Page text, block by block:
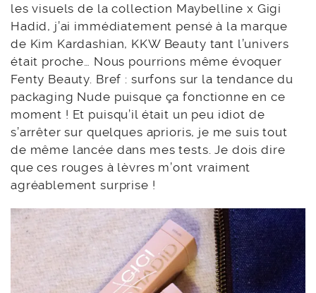
les visuels de la collection Maybelline x Gigi
Hadid, j’ai immédiatement pensé à la marque
de Kim Kardashian, KKW Beauty tant l’univers
était proche… Nous pourrions même évoquer
Fenty Beauty. Bref : surfons sur la tendance du
packaging Nude puisque ça fonctionne en ce
moment ! Et puisqu’il était un peu idiot de
s’arrêter sur quelques aprioris, je me suis tout
de même lancée dans mes tests. Je dois dire
que ces rouges à lèvres m’ont vraiment
agréablement surprise !